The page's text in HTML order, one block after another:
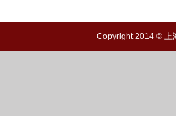
Copyright 2014 © 上